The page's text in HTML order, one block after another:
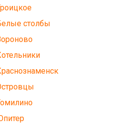
столбы